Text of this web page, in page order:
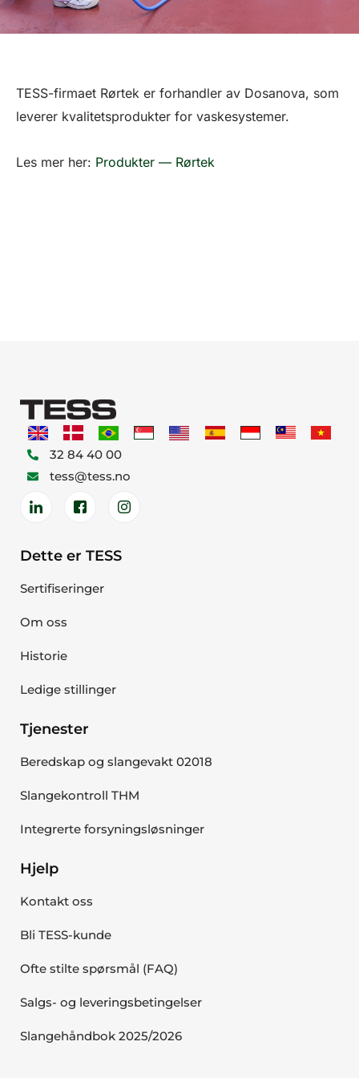
TESS-firmaet Rørtek er forhandler av Dosanova, som
leverer kvalitetsprodukter for vaskesystemer.
Les mer her: Produkter — Rørtek
32 84 40 00
tess@tess.no
Dette er TESS
Sertifiseringer
Om oss
Historie
Ledige stillinger
Tjenester
Beredskap og slangevakt 02018
Slangekontroll THM
Integrerte forsyningsløsninger
Hjelp
Kontakt oss
Bli TESS-kunde
Ofte stilte spørsmål (FAQ)
Salgs- og leveringsbetingelser
Slangehåndbok 2025/2026